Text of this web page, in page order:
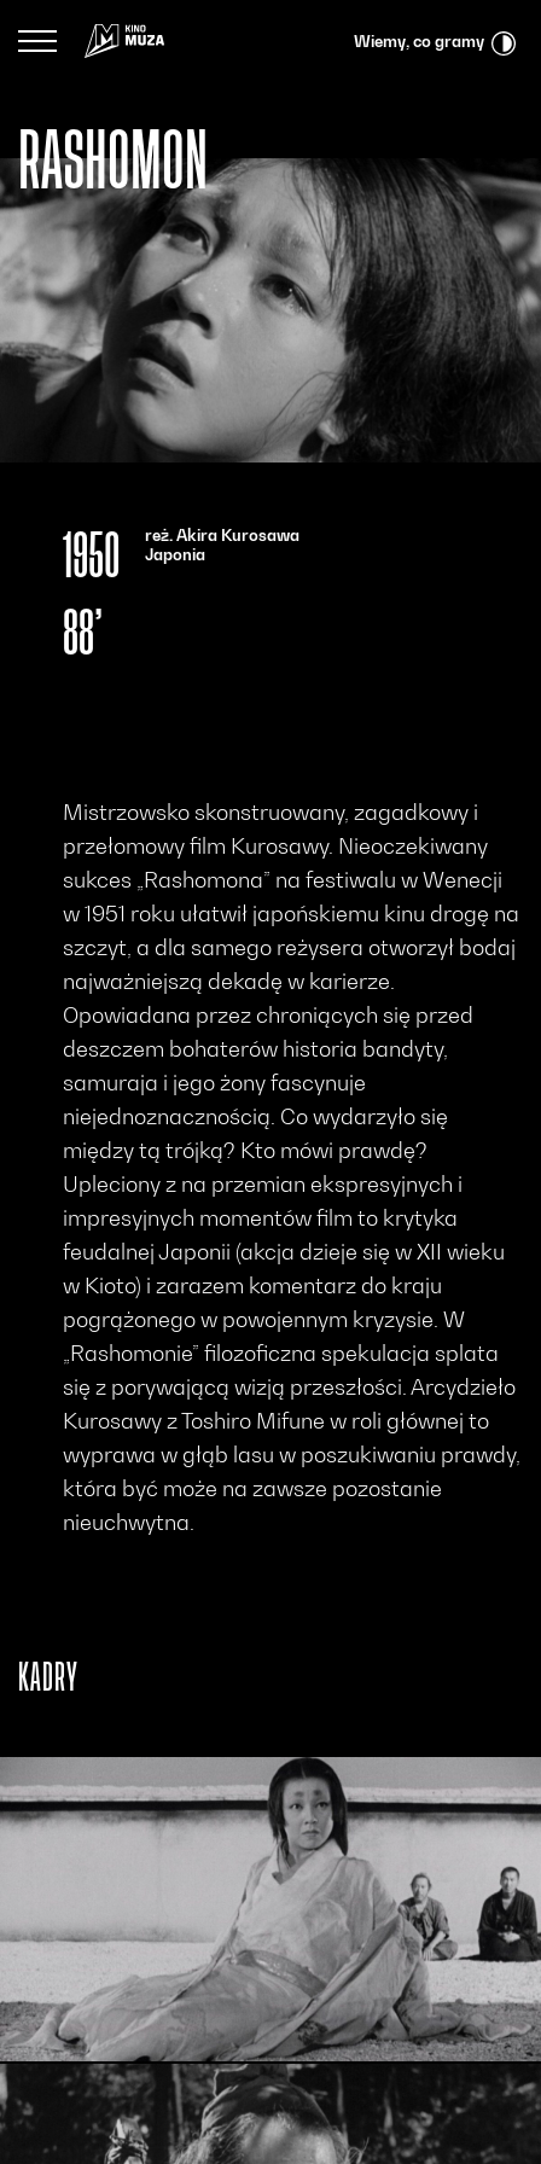
Logo Kina Muza Wiemy, co gramy
RASHOMON
reż. Akira Kurosawa
Japonia
1950
88’
Mistrzowsko skonstruowany, zagadkowy i
przełomowy film Kurosawy. Nieoczekiwany
sukces „Rashomona” na festiwalu w Wenecji
w 1951 roku ułatwił japońskiemu kinu drogę na
szczyt, a dla samego reżysera otworzył bodaj
najważniejszą dekadę w karierze.
Opowiadana przez chroniących się przed
deszczem bohaterów historia bandyty,
samuraja i jego żony fascynuje
niejednoznacznością. Co wydarzyło się
między tą trójką? Kto mówi prawdę?
Upleciony z na przemian ekspresyjnych i
impresyjnych momentów film to krytyka
feudalnej Japonii (akcja dzieje się w XII wieku
w Kioto) i zarazem komentarz do kraju
pogrążonego w powojennym kryzysie. W
„Rashomonie” filozoficzna spekulacja splata
się z porywającą wizją przeszłości. Arcydzieło
Kurosawy z Toshiro Mifune w roli głównej to
wyprawa w głąb lasu w poszukiwaniu prawdy,
która być może na zawsze pozostanie
nieuchwytna.
KADRY